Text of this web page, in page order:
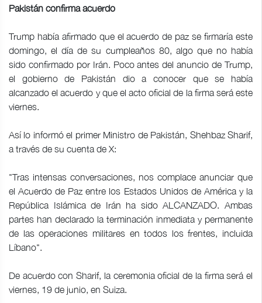
Pakistán confirma acuerdo
Trump había afirmado que el acuerdo de paz se firmaría este
domingo, el día de su cumpleaños 80, algo que no había
sido confirmado por Irán. Poco antes del anuncio de Trump,
el gobierno de Pakistán dio a conocer que se había
alcanzado el acuerdo y que el acto oficial de la firma será este
viernes.
Así lo informó el primer Ministro de Pakistán, Shehbaz Sharif,
a través de su cuenta de X:
"Tras intensas conversaciones, nos complace anunciar que
el Acuerdo de Paz entre los Estados Unidos de América y la
República Islámica de Irán ha sido ALCANZADO. Ambas
partes han declarado la terminación inmediata y permanente
de las operaciones militares en todos los frentes, incluida
Líbano".
De acuerdo con Sharif, la ceremonia oficial de la firma será el
viernes, 19 de junio, en Suiza.